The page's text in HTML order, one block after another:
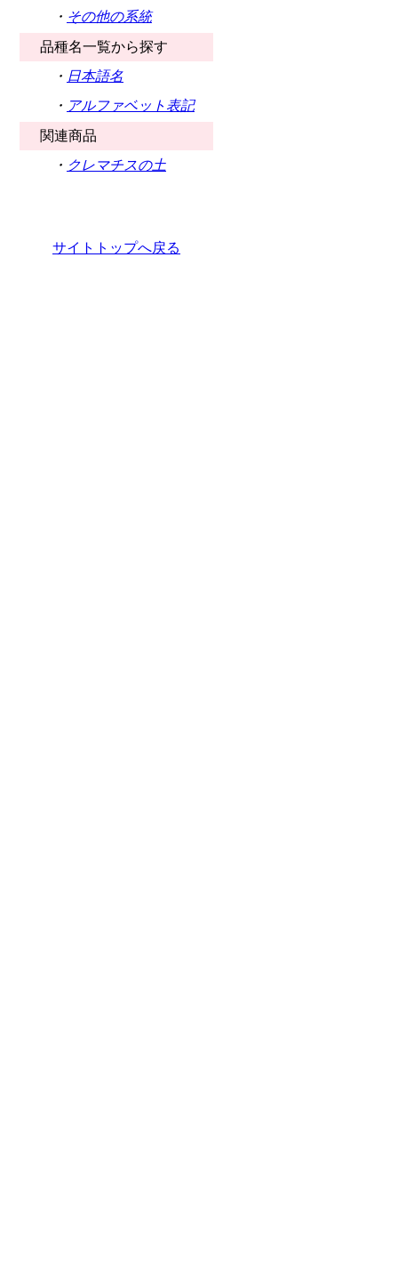
・ その他の系統
品種名一覧から探す
・ 日本語名
・ アルファベット表記
関連商品
・ クレマチスの土
サイトトップへ戻る